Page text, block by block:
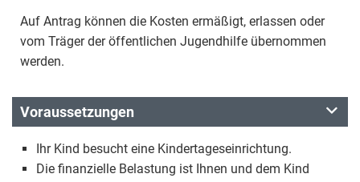
Auf Antrag können die Kosten ermäßigt, erlassen oder
vom Träger der öffentlichen Jugendhilfe übernommen
werden.
Voraussetzungen
Ihr Kind besucht eine Kindertageseinrichtung.
Die finanzielle Belastung ist Ihnen und dem Kind